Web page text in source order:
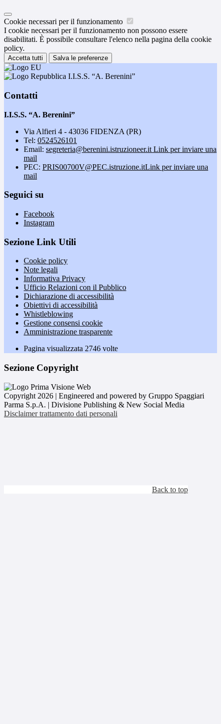
Cookie necessari per il funzionamento
I cookie necessari per il funzionamento non possono essere
disabilitati. È possibile consultare l'elenco nella pagina della cookie
policy.
Accetta tutti Salva le preferenze
I.I.S.S. “A. Berenini”
Contatti
I.I.S.S. “A. Berenini”
Via Alfieri 4 - 43036 FIDENZA (PR)
Tel: 0524526101
Email: segreteria@berenini.istruzioneer.it Link per inviare una
mail
PEC: PRIS00700V@PEC.istruzione.itLink per inviare una
mail
Seguici su
Facebook
Instagram
Sezione Link Utili
Cookie policy
Note legali
Informativa Privacy
Ufficio Relazioni con il Pubblico
Dichiarazione di accessibilità
Obiettivi di accessibilità
Whistleblowing
Gestione consensi cookie
Amministrazione trasparente
Pagina visualizzata 2746 volte
Sezione Copyright
Copyright 2026 | Engineered and powered by Gruppo Spaggiari
Parma S.p.A. | Divisione Publishing & New Social Media
Disclaimer trattamento dati personali
Back to top